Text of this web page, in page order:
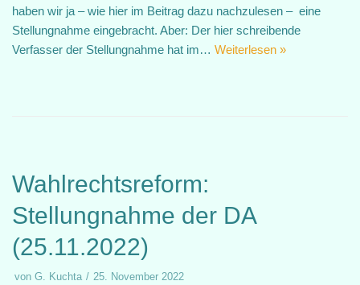
haben wir ja – wie hier im Beitrag dazu nachzulesen – eine
Stellungnahme eingebracht. Aber: Der hier schreibende
Verfasser der Stellungnahme hat im… Weiterlesen »
Wahlrechtsreform:
Stellungnahme der DA
(25.11.2022)
von G. Kuchta 25. November 2022